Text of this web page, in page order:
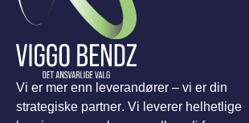
Vi er mer enn leverandører – vi er din
strategiske partner. Vi leverer helhetlige